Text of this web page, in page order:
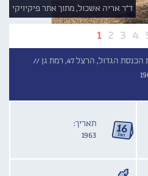
1 2 3 4
ד"ר אריה אשכול, מתוך אתר פיקיויקי
הגדול, הרצל 47, רמת גן //
תאריך:
1963